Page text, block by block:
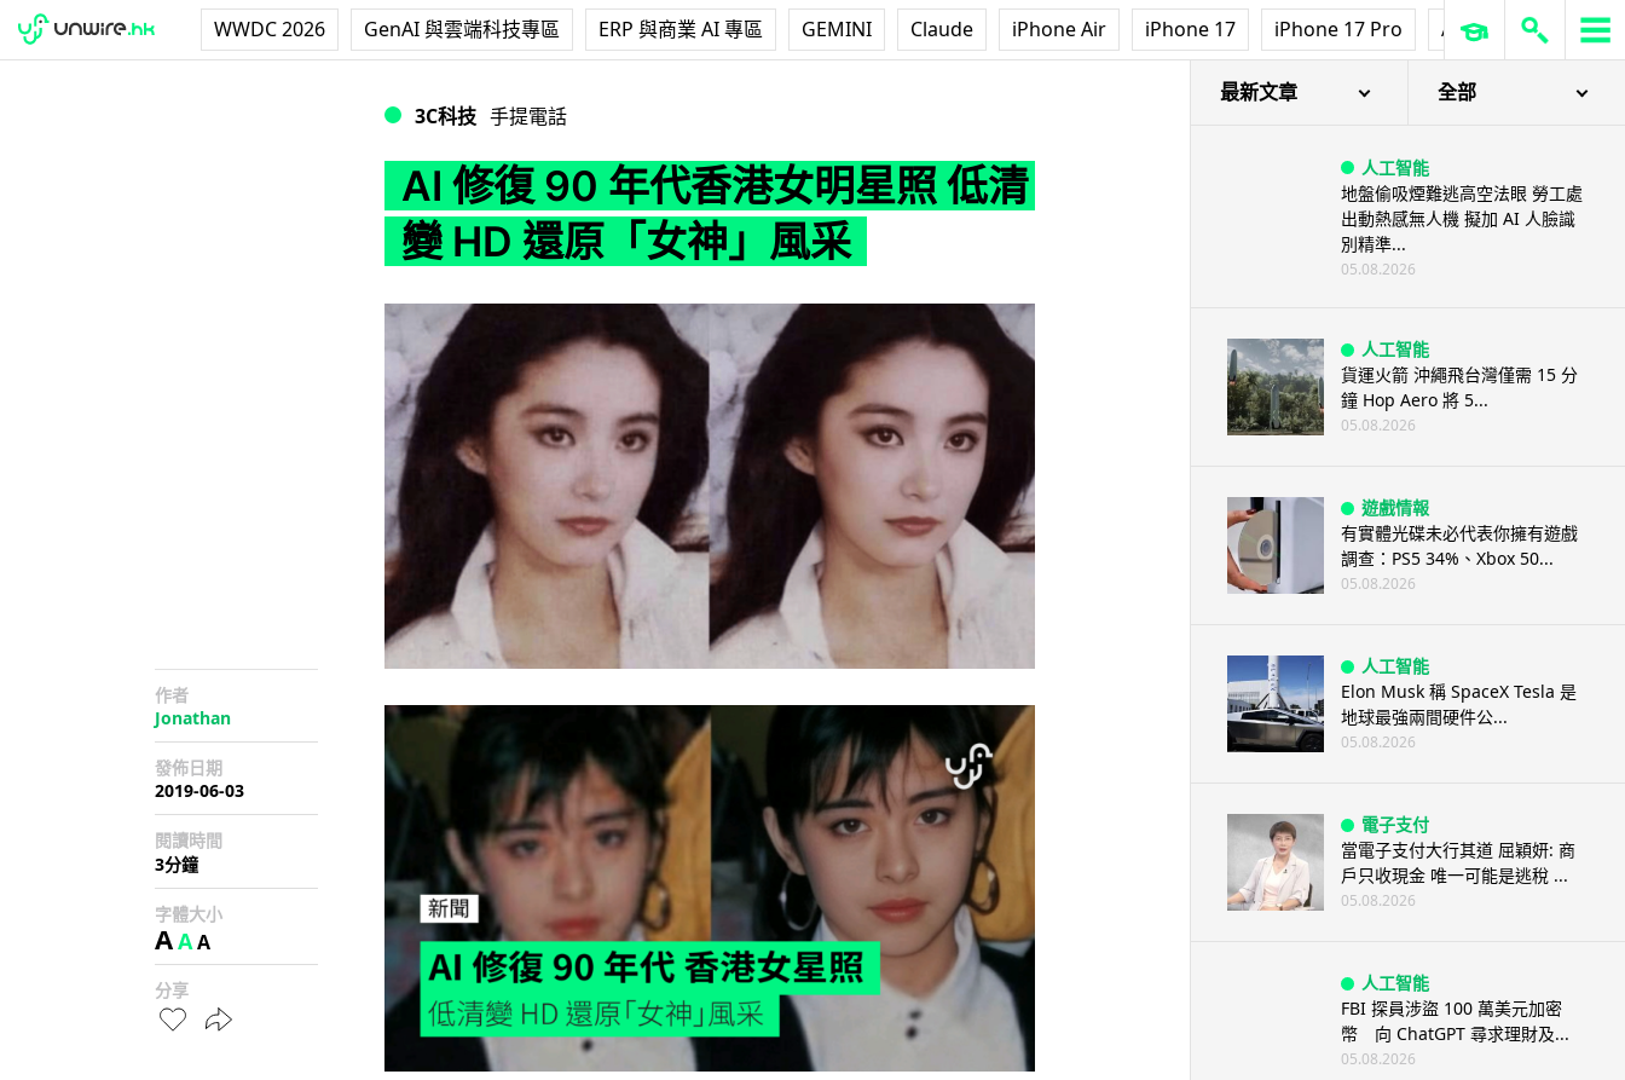
WWDC 2026 GenAI 與雲端科技專區 ERP 與商業 AI 專區 GEMINI Claude iPhone Air iPhone 17 iPhone 17 Pro AirPods Pro 3
3C科技 手提電話
AI 修復 90 年代香港女明星照 低清
變 HD 還原「女神」風采
作者
Jonathan
發佈日期
2019-06-03
閱讀時間
3分鐘
字體大小
AAA
分享
最新文章 全部
人工智能
地盤偷吸煙難逃高空法眼 勞工處
出動熱感無人機 擬加 AI 人臉識
別精準...
05.08.2026
人工智能
貨運火箭 沖繩飛台灣僅需 15 分
鐘 Hop Aero 將 5...
05.08.2026
遊戲情報
有實體光碟未必代表你擁有遊戲
調查：PS5 34%、Xbox 50...
05.08.2026
人工智能
Elon Musk 稱 SpaceX Tesla 是
地球最強兩間硬件公...
05.08.2026
電子支付
當電子支付大行其道 屈穎妍: 商
戶只收現金 唯一可能是逃稅 ...
05.08.2026
人工智能
FBI 探員涉盜 100 萬美元加密
幣 向 ChatGPT 尋求理財及...
05.08.2026